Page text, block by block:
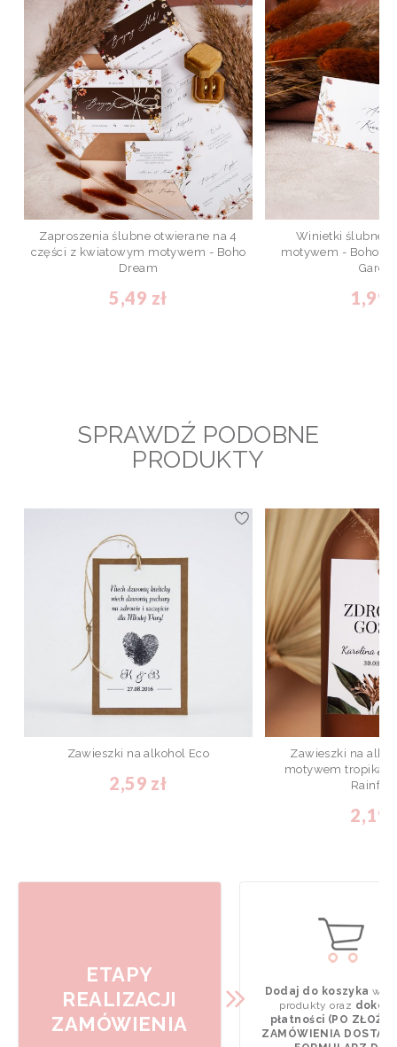
Zaproszenia ślubne otwierane na 4
części z kwiatowym motywem - Boho
Dream
5,49 zł
Winietki ślubne
motywem - Boho
1,99
SPRAWDŹ PODOBNE
PRODUKTY
Zawieszki na alkohol Eco
2,59 zł
Zawieszki na
motywem
2,19
ETAPY
REALIZACJI
ZAMÓWIENIA
Dodaj do koszyka
produkty oraz
płatności (PO
ZAMÓWIENIA